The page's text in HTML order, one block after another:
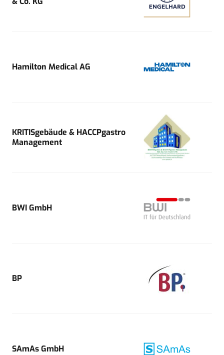
Hamilton Medical AG
KRITISgebäude & HACCPgastro
Management
BWI GmbH
BP
SAmAs GmbH